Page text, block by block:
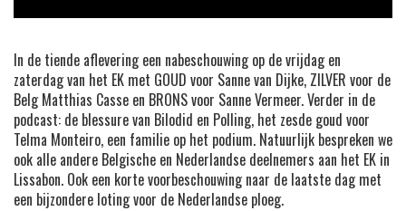
In de tiende aflevering een nabeschouwing op de vrijdag en
zaterdag van het EK met GOUD voor Sanne van Dijke, ZILVER voor de
Belg Matthias Casse en BRONS voor Sanne Vermeer.Verder in de
podcast: de blessure van Bilodid en Polling, het zesde goud voor
Telma Monteiro, een familie op het podium. Natuurlijk bespreken we
ook alle andere Belgische en Nederlandse deelnemers aan het EK in
Lissabon. Ook een korte voorbeschouwing naar de laatste dag met
een bijzondere loting voor de Nederlandse ploeg.